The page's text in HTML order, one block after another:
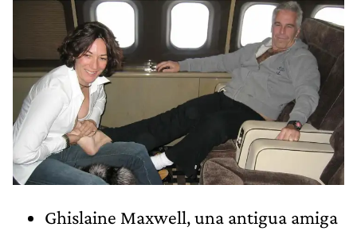
Ghislaine Maxwell, una antigua amiga